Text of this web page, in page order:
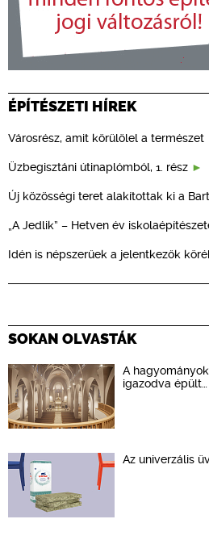
ÉPÍTÉSZETI HÍREK
Városrész, amit körülölel a természet
Üzbegisztáni útinaplómból, 1. rész
Új közösségi teret alakítottak ki a
„A Jedlik” – Hetven év
Idén is népszerűek a jelentkezők
SOKAN OLVASTÁK
A
igazodva épült…
Az univerzális